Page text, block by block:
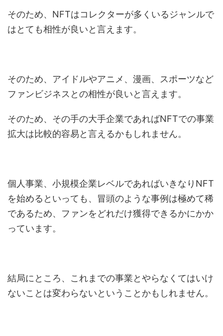
そのため、NFTはコレクターが多くいるジャンルで
はとても相性が良いと言えます。
そのため、アイドルやアニメ、漫画、スポーツなど
ファンビジネスとの相性が良いと言えます。
そのため、その手の大手企業であればNFTでの事業
拡大は比較的容易と言えるかもしれません。
個人事業、小規模企業レベルであればいきなりNFT
を始めるといっても、冒頭のような事例は極めて稀
であるため、ファンをどれだけ獲得できるかにかか
っています。
結局にところ、これまでの事業とやらなくてはいけ
ないことは変わらないということかもしれません。